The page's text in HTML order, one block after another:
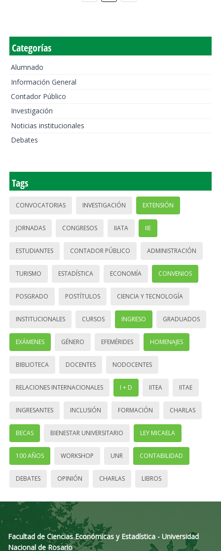
Categorías
Alumnado
Información General
Contador Público
Investigación
Noticias institucionales
Debates
Tags
CONVOCATORIAS INVESTIGACIÓN EXTENSIÓN
JORNADAS CONGRESOS IIATA IIE
ESTUDIANTES CONTADOR PÚBLICO ADMINISTRACIÓN
TURISMO ESTADÍSTICA ECONOMÍA CONVENIOS
POSGRADO POSTÍTULOS CIENCIA Y TECNOLOGÍA
INSTITUCIONALES CURSOS INGRESO GRADUADOS
EXÁMENES GÉNERO EFEMÉRIDES HOMENAJES
BIBLIOTECA DOCENTES NODOCENTES
RELACIONES INTERNACIONALES I + D IITEA IITAE
INGRESANTES INCLUSIÓN FORMACIÓN CHARLAS
BECAS BIENESTAR UNIVERSITARIO LEY MICAELA
100 AÑOS WORKSHOP UNR CONTABILIDAD
DEBATES OPINIÓN CHARLAS LIBROS
Facultad de Ciencias Económicas y Estadística - Universidad
Nacional de Rosario